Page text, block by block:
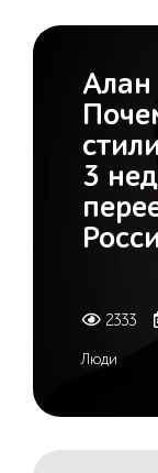
Алан
3
2333
Люди